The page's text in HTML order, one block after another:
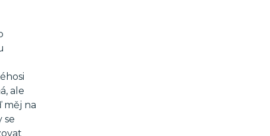
ale
měj na
se